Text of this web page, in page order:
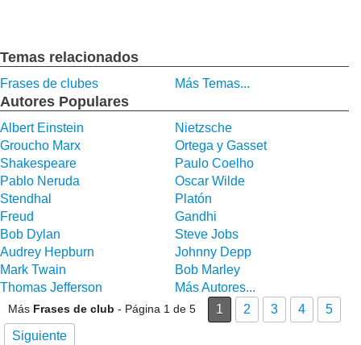
Temas relacionados
Frases de clubes Más Temas...
Autores Populares
Albert Einstein
Nietzsche
Groucho Marx
Ortega y Gasset
Shakespeare
Paulo Coelho
Pablo Neruda
Oscar Wilde
Stendhal
Platón
Freud
Gandhi
Bob Dylan
Steve Jobs
Audrey Hepburn
Johnny Depp
Mark Twain
Bob Marley
Thomas Jefferson
Más Autores...
Más Frases de club - Página 1 de 5 1 2 3 4
5
Siguiente